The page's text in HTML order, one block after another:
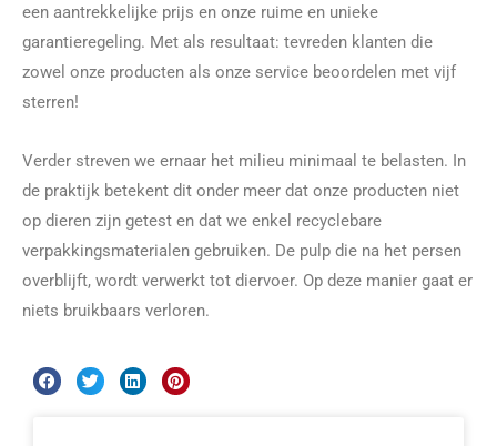
een aantrekkelijke prijs en onze ruime en unieke
garantieregeling. Met als resultaat: tevreden klanten die
zowel onze producten als onze service beoordelen met vijf
sterren!
Verder streven we ernaar het milieu minimaal te belasten. In
de praktijk betekent dit onder meer dat onze producten niet
op dieren zijn getest en dat we enkel recyclebare
verpakkingsmaterialen gebruiken. De pulp die na het persen
overblijft, wordt verwerkt tot diervoer. Op deze manier gaat er
niets bruikbaars verloren.